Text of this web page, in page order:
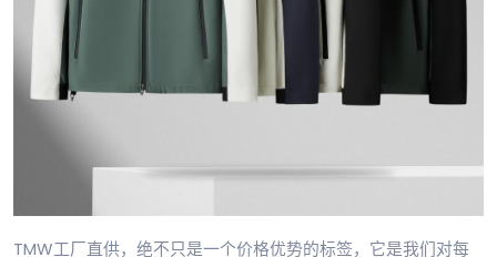
TMW工厂直供，绝不只是一个价格优势的标签，它是我们对每